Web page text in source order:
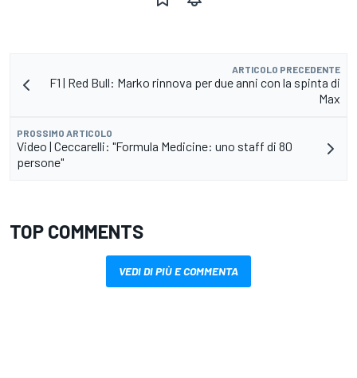
ARTICOLO PRECEDENTE
F1 | Red Bull: Marko rinnova per due anni con la spinta di
Max
PROSSIMO ARTICOLO
Video | Ceccarelli: "Formula Medicine: uno staff di 80
persone"
TOP COMMENTS
VEDI DI PIÙ E COMMENTA